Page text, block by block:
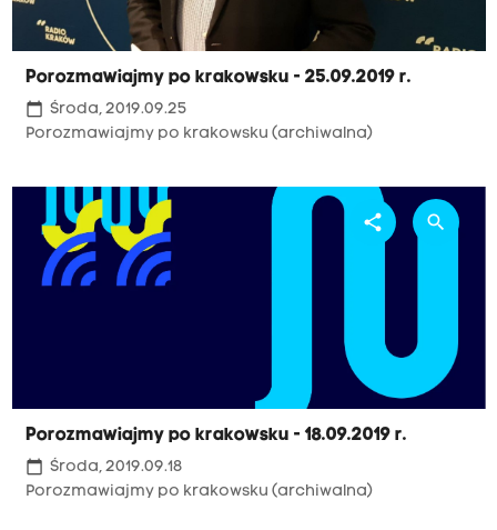
Porozmawiajmy po krakowsku - 25.09.2019 r.
calendar_today Środa, 2019.09.25
Porozmawiajmy po krakowsku (archiwalna)
Porozmawiajmy po krakowsku - 18.09.2019 r.
calendar_today Środa, 2019.09.18
Porozmawiajmy po krakowsku (archiwalna)
share search